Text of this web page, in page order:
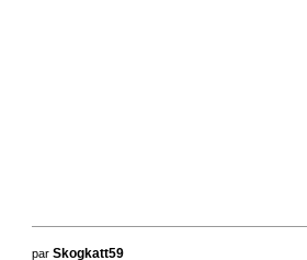
parSkogkatt59